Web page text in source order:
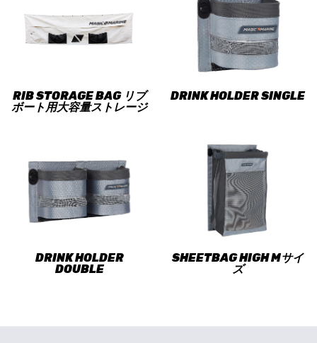
RIB STORAGE BAG リブ
ボート用大容量ストレージ
DRINK HOLDER SINGLE
DRINK HOLDER
DOUBLE
SHEETBAG HIGH Mサイ
ズ